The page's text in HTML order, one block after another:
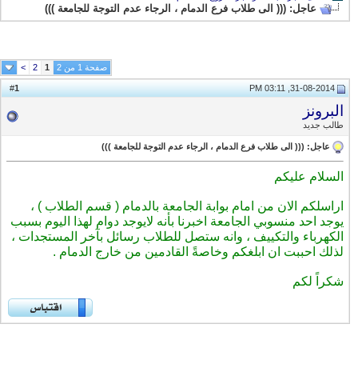
عاجل: ((( الى طلاب فرع الدمام ، الرجاء عدم التوجة للجامعة )))
صفحة 1 من 2 1
2
>
31-08-2014, 03:11 PM
البرونز
طالب جديد
عاجل: ((( الى طلاب فرع الدمام ، الرجاء عدم التوجة للجامعة )))
السلام عليكم
اراسلكم الان من امام بوابة الجامعة بالدمام ( قسم الطلاب ) ،
يوجد احد منسوبي الجامعة اخبرنا بأنه لايوجد دوام لهذا اليوم بسبب
الكهرباء والتكييف ، وانه ستصل للطلاب رسائل بآخر المستجدات ،
لذلك احببت ان ابلغكم وخاصةً القادمين من خارج الدمام .
شكراً لكم